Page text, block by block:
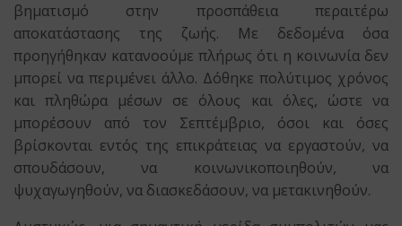
βηματισμό στην προσπάθεια περαιτέρω
αποκατάστασης της ζωής. Με δεδομένα όσα
προηγήθηκαν κατανοούμε πλήρως ότι η κοινωνία δεν
μπορεί να περιμένει άλλο. Δόθηκε πολύτιμος χρόνος
και πληθώρα μέσων σε όλους και όλες, ώστε να
μπορέσουν από τον Σεπτέμβριο, όσοι και όσες
βρίσκονται εντός της επικράτειας να εργαστούν, να
σπουδάσουν, να κοινωνικοποιηθούν, να
ψυχαγωγηθούν, να διασκεδάσουν, να μετακινηθούν.